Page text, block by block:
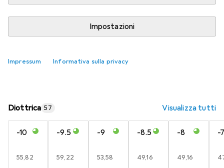
Impostazioni
Impressum Informativa sulla privacy
Aggiungi al carrello
Diottrica 57 Visualizza tutti
-10
EUR
55,82
-9.5
EUR
59,22
-9
EUR
53,58
-8.5
EUR
49,16
-8
EUR
49,16
-